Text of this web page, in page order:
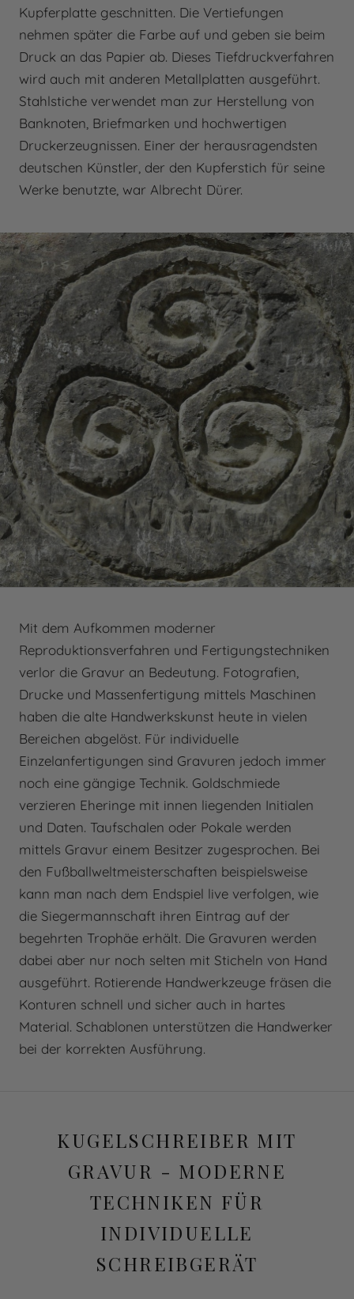
Kupferplatte geschnitten. Die Vertiefungen
nehmen später die Farbe auf und geben sie beim
Druck an das Papier ab. Dieses Tiefdruckverfahren
wird auch mit anderen Metallplatten ausgeführt.
Stahlstiche verwendet man zur Herstellung von
Banknoten, Briefmarken und hochwertigen
Druckerzeugnissen. Einer der herausragendsten
deutschen Künstler, der den Kupferstich für seine
Werke benutzte, war Albrecht Dürer.
Mit dem Aufkommen moderner
Reproduktionsverfahren und Fertigungstechniken
verlor die Gravur an Bedeutung. Fotografien,
Drucke und Massenfertigung mittels Maschinen
haben die alte Handwerkskunst heute in vielen
Bereichen abgelöst. Für individuelle
Einzelanfertigungen sind Gravuren jedoch immer
noch eine gängige Technik. Goldschmiede
verzieren Eheringe mit innen liegenden Initialen
und Daten. Taufschalen oder Pokale werden
mittels Gravur einem Besitzer zugesprochen. Bei
den Fußballweltmeisterschaften beispielsweise
kann man nach dem Endspiel live verfolgen, wie
die Siegermannschaft ihren Eintrag auf der
begehrten Trophäe erhält. Die Gravuren werden
dabei aber nur noch selten mit Sticheln von Hand
ausgeführt. Rotierende Handwerkzeuge fräsen die
Konturen schnell und sicher auch in hartes
Material. Schablonen unterstützen die Handwerker
bei der korrekten Ausführung.
KUGELSCHREIBER MIT
GRAVUR - MODERNE
TECHNIKEN FÜR
INDIVIDUELLE
SCHREIBGERÄT